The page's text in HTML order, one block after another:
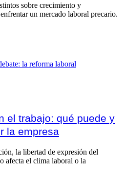
sobre crecimiento y
un mercado laboral precario.
el trabajo: qué puede y
la empresa
la libertad de expresión del
afecta el clima laboral o la